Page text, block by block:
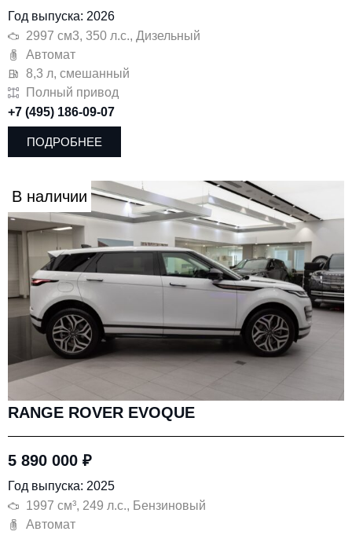
Год выпуска: 2026
2997 см3, 350 л.с., Дизельный
Автомат
8,3 л, смешанный
Полный привод
+7 (495) 186-09-07
ПОДРОБНЕЕ
В наличии
RANGE ROVER EVOQUE
5 890 000 ₽
Год выпуска: 2025
1997 см³, 249 л.с., Бензиновый
Автомат